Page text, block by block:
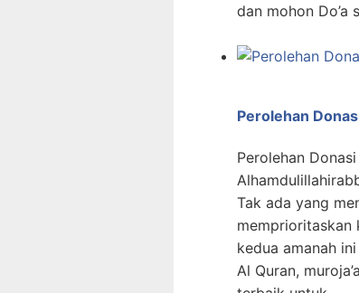
dan mohon
Perolehan
Perolehan
Tak ada yang
memprioritaskan
kedua amanah
Al Quran,